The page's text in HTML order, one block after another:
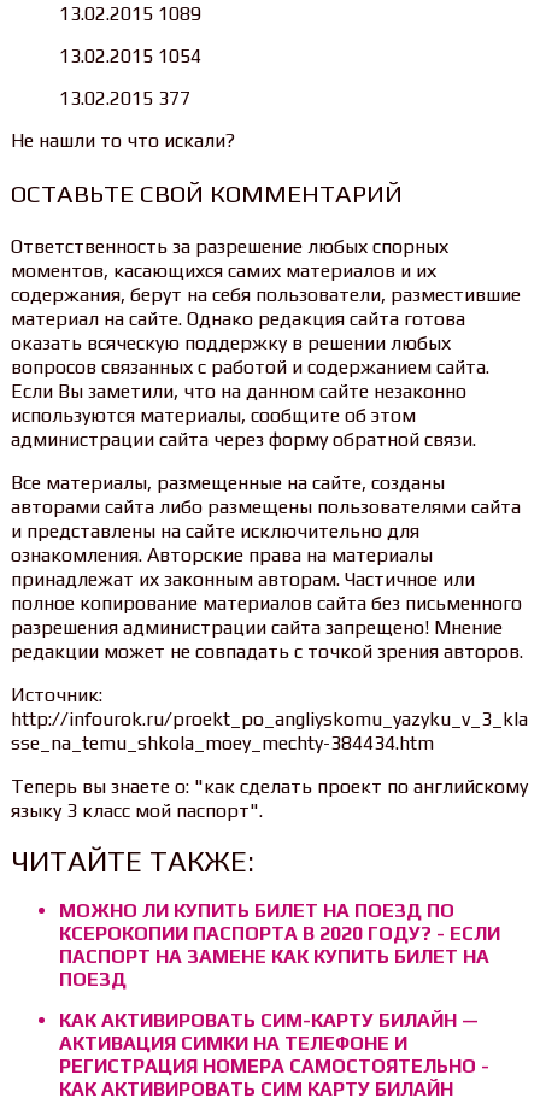
13.02.2015 1089
13.02.2015 1054
13.02.2015 377
Не нашли то что искали?
ОСТАВЬТЕ СВОЙ КОММЕНТАРИЙ
Ответственность за разрешение любых спорных
моментов, касающихся самих материалов и их
содержания, берут на себя пользователи, разместившие
материал на сайте. Однако редакция сайта готова
оказать всяческую поддержку в решении любых
вопросов связанных с работой и содержанием сайта.
Если Вы заметили, что на данном сайте незаконно
используются материалы, сообщите об этом
администрации сайта через форму обратной связи.
Все материалы, размещенные на сайте, созданы
авторами сайта либо размещены пользователями сайта
и представлены на сайте исключительно для
ознакомления. Авторские права на материалы
принадлежат их законным авторам. Частичное или
полное копирование материалов сайта без письменного
разрешения администрации сайта запрещено! Мнение
редакции может не совпадать с точкой зрения авторов.
Источник:
http://infourok.ru/proekt_po_angliyskomu_yazyku_v_3_kla
sse_na_temu_shkola_moey_mechty-384434.htm
Теперь вы знаете о: "как сделать проект по английскому
языку 3 класс мой паспорт".
ЧИТАЙТЕ ТАКЖЕ:
МОЖНО ЛИ КУПИТЬ БИЛЕТ НА ПОЕЗД ПО
КСЕРОКОПИИ ПАСПОРТА В 2020 ГОДУ? - ЕСЛИ
ПАСПОРТ НА ЗАМЕНЕ КАК КУПИТЬ БИЛЕТ НА
ПОЕЗД
КАК АКТИВИРОВАТЬ СИМ-КАРТУ БИЛАЙН —
АКТИВАЦИЯ СИМКИ НА ТЕЛЕФОНЕ И
РЕГИСТРАЦИЯ НОМЕРА САМОСТОЯТЕЛЬНО -
КАК АКТИВИРОВАТЬ СИМ КАРТУ БИЛАЙН